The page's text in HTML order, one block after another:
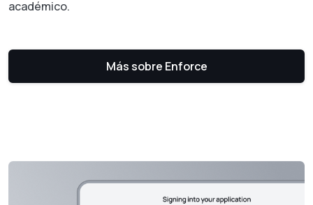
académico.
Más sobre Enforce